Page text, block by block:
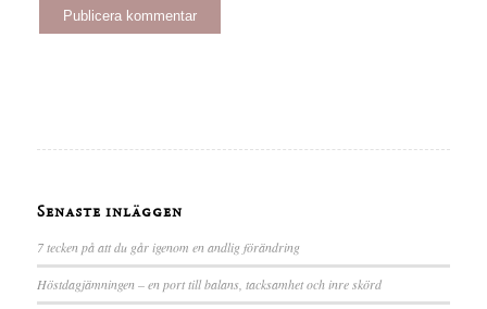
Senaste inläggen
7 tecken på att du går igenom en andlig förändring
Höstdagjämningen – en port till balans, tacksamhet och inre skörd